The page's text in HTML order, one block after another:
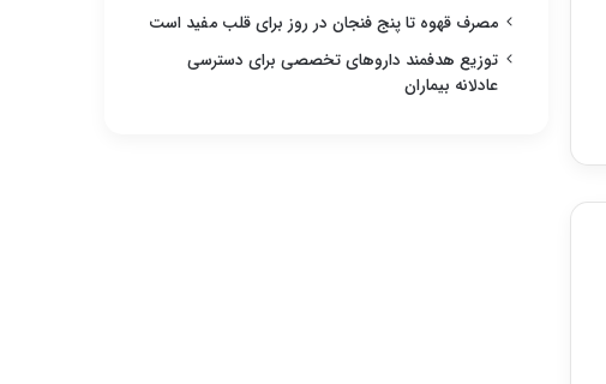
مصرف قهوه تا پنج فنجان در روز برای قلب مفید است
توزیع هدفمند داروهای تخصصی برای دسترسی
عادلانه بیماران